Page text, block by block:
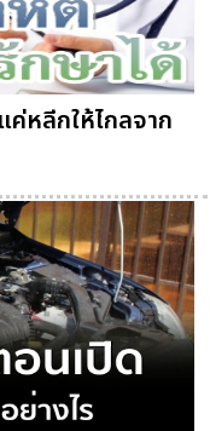
ค่หลีกให้ไกลจาก